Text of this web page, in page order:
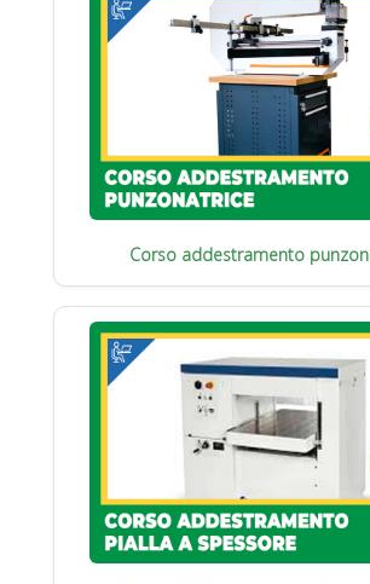
Corso addestramento